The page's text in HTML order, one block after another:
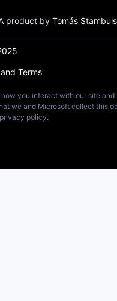
product by Tomás
Terms
you interact with our site and
we and Microsoft collect this
policy.